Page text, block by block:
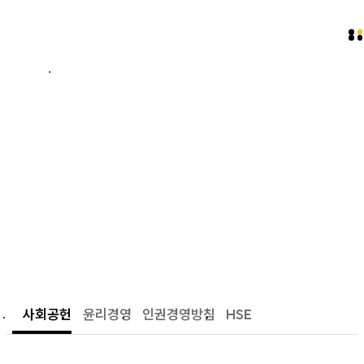
사회공헌 윤리경영 인권경영방침 HSE